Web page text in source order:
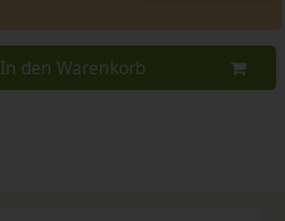
In den Warenkorb